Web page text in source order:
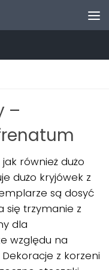
–
również dużo
dużo kryjówek z
są dosyć
się trzymanie z
dla
względu na
z korzeni